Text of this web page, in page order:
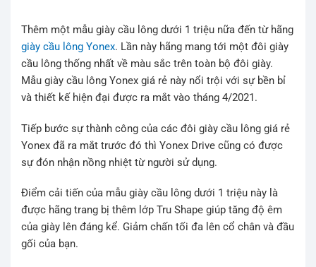
Thêm một mẫu giày cầu lông dưới 1 triệu nữa đến từ hãng
giày cầu lông Yonex. Lần này hãng mang tới một đôi giày
cầu lông thống nhất về màu sắc trên toàn bộ đôi giày.
Mẫu giày cầu lông Yonex giá rẻ này nổi trội với sự bền bỉ
và thiết kế hiện đại được ra mắt vào tháng 4/2021.
Tiếp bước sự thành công của các đôi giày cầu lông giá rẻ
Yonex đã ra mắt trước đó thì Yonex Drive cũng có được
sự đón nhận nồng nhiệt từ người sử dụng.
Điểm cải tiến của mẫu giày cầu lông dưới 1 triệu này là
được hãng trang bị thêm lớp Tru Shape giúp tăng độ êm
của giày lên đáng kể. Giảm chấn tối đa lên cổ chân và đầu
gối của bạn.